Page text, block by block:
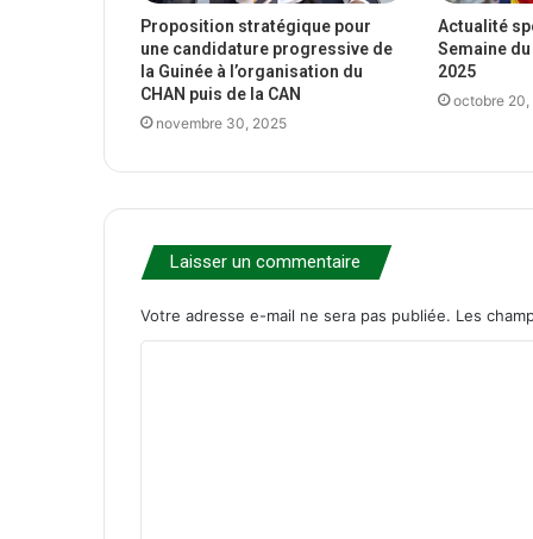
Proposition stratégique pour
une candidature progressive de
la Guinée à l’organisation du
CHAN puis de la CAN
novembre 30, 2025
Actualité
Semaine
2025
octobre 20,
Laisser un commentaire
Votre adresse e-mail ne sera pas publiée. Les